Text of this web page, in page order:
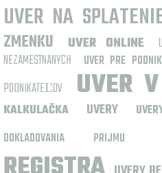
UVER NA
ZMENKU
UVER ONLINE
NEZAMESTNANYCH
UVER PRE
PODNIKATEĽOV
UVER
KALKULAČKA
UVERY
DOKLADOVANIA PRIJMU